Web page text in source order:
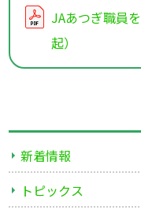
JAあつぎ職員
起）
新着情報
トピックス